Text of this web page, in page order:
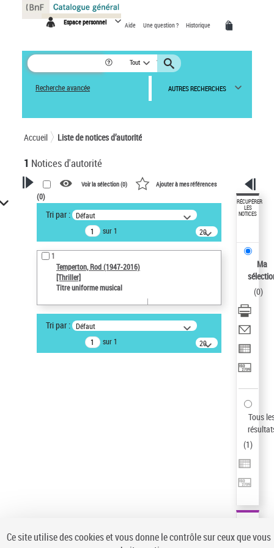
Espace personnel Aide Une question ? Historique
Tout
Recherche avancée AUTRES RECHERCHES
Accueil Liste de notices d’autorité
1 Notices d'autorité
VOTRE RECHERCHE
Recherche avancée dans les
notices d’autorité
Œuvres liées à l'auteur :
Temperton, Rod (1947-2016)
Type de notice d'autorité
Voir la sélection (0) Ajouter à mes références
(0)
Tri par : Défaut
sur 1
20
résultats/page
1
Temperton, Rod (1947-2016)
[Thriller]
Titre uniforme musical
Tri par : Défaut
sur 1
20
résultats/page
RÉCUPÉRER
LES
NOTICES
Ma
(0)
Tous
(1)
Panneau de gestion des cookies
Ce site utilise des cookies et vous donne le contrôle sur ceux que vous